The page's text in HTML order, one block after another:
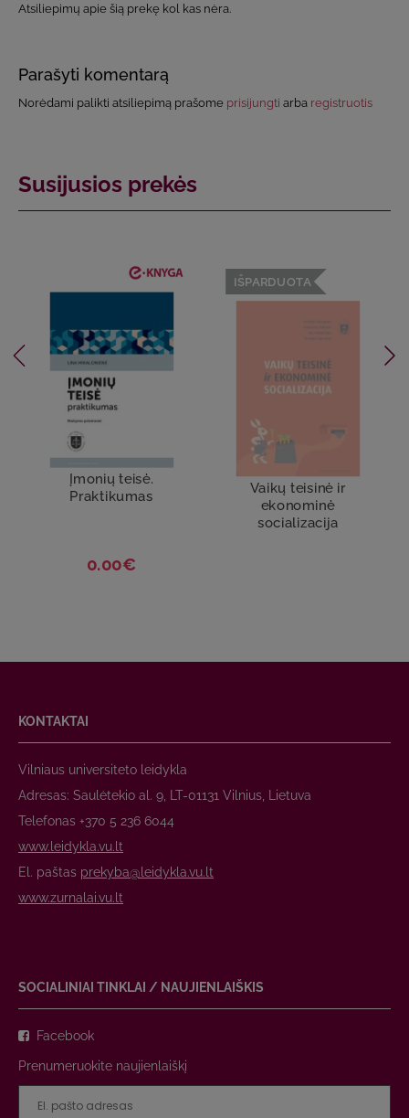
Atsiliepimų apie šią prekę kol kas nėra.
Parašyti komentarą
Norėdami palikti atsiliepimą prašome prisijungti arba registruotis
Susijusios prekės
Įmonių teisė.
Praktikumas
0.00€
IŠPARDUOTA
Vaikų teisinė ir
ekonominė
socializacija
KONTAKTAI
Vilniaus universiteto leidykla
Adresas: Saulėtekio al. 9, LT-01131 Vilnius, Lietuva
Telefonas +370 5 236 6044
www.leidykla.vu.lt
El. paštas prekyba@leidykla.vu.lt
www.zurnalai.vu.lt
SOCIALINIAI TINKLAI / NAUJIENLAIŠKIS
Facebook
Prenumeruokite naujienlaiškį